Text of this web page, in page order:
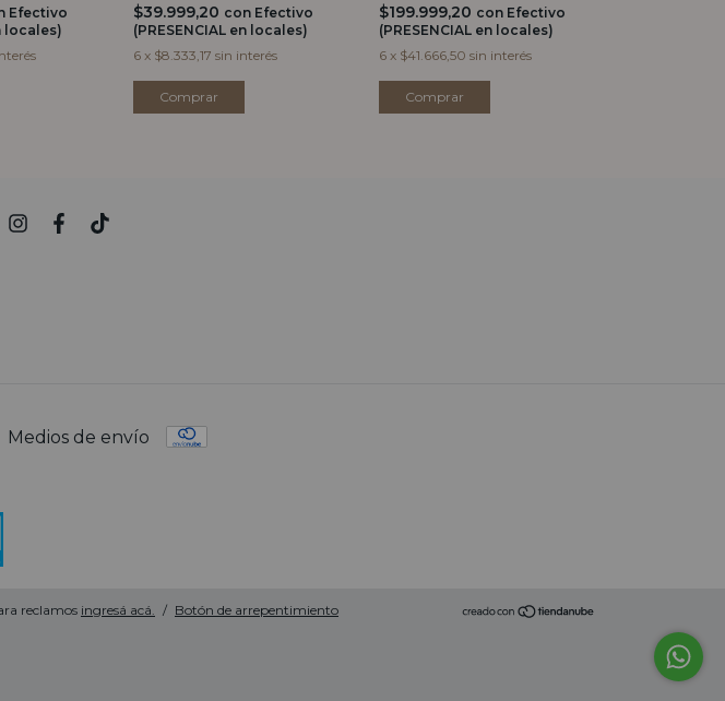
Efectivo
locales)
$39.999,20 con Efectivo
(PRESENCIAL en locales)
6 x $8.333,17 sin interés
Comprar
$199.999,20 con Efectivo
(PRESENCIAL en locales)
6 x $41.666,50 sin interés
Comprar
Medios de envío
reclamos ingresá acá. / Botón de arrepentimiento